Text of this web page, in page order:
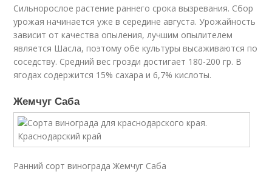
Сильнорослое растение раннего срока вызревания. Сбор
урожая начинается уже в середине августа. Урожайность
зависит от качества опыления, лучшим опылителем
является Шасла, поэтому обе культуры высаживаются по
соседству. Средний вес грозди достигает 180-200 гр. В
ягодах содержится 15% сахара и 6,7% кислоты.
Жемчуг Саба
Ранний сорт винограда Жемчуг Саба